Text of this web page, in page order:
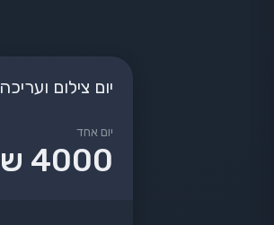
יום צילום ועריכה
4000 ש״ח
יום אחד